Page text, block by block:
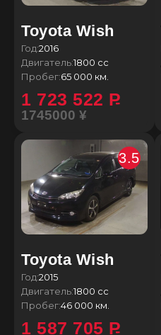
Toyota Wish
Год:2016
Двигатель:1800 сс
Пробег:65 000 км.
1 723 522 P
1745000 ¥
Toyota Wish
3.5
Год:2015
Двигатель:1800 сс
Пробег:46 000 км.
1 587 705 P